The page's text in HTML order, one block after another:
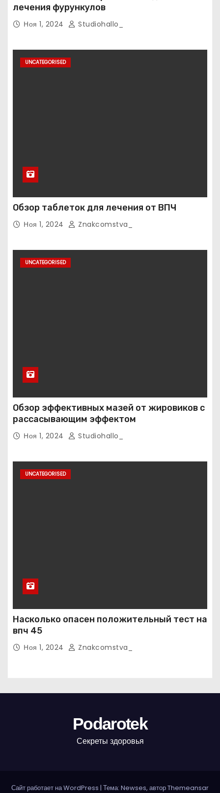
лечения фурункулов
Ноя 1, 2024 Studiohallo_
UNCATEGORISED
Обзор таблеток для лечения от ВПЧ
Ноя 1, 2024 Znakcomstva_
UNCATEGORISED
Обзор эффективных мазей от жировиков с
рассасывающим эффектом
Ноя 1, 2024 Studiohallo_
UNCATEGORISED
Насколько опасен положительный тест на
впч 45
Ноя 1, 2024 Znakcomstva_
Podarotek
Секреты здоровья
Сайт работает на WordPress | Тема: Newses, авторThemeansar